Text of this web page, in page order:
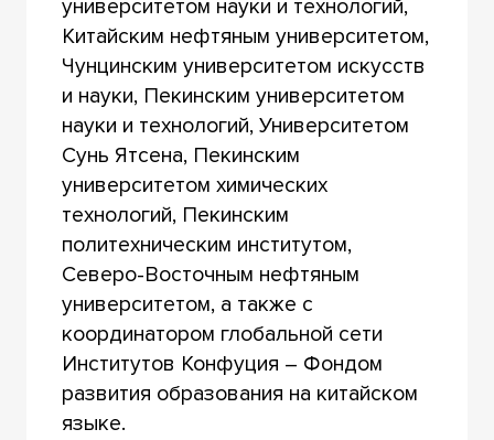
университетом науки и технологий,
Китайским нефтяным университетом,
Чунцинским университетом искусств
и науки, Пекинским университетом
науки и технологий, Университетом
Сунь Ятсена, Пекинским
университетом химических
технологий, Пекинским
политехническим институтом,
Северо-Восточным нефтяным
университетом, а также с
координатором глобальной сети
Институтов Конфуция – Фондом
развития образования на китайском
языке.